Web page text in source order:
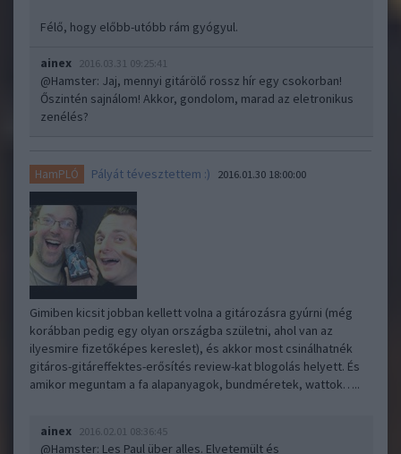
Félő, hogy előbb-utóbb rám gyógyul.
ainex 2016.03.31 09:25:41
@Hamster: Jaj, mennyi gitárölő rossz hír egy csokorban!
Őszintén sajnálom! Akkor, gondolom, marad az eletronikus
zenélés?
HamPLÓ Pályát tévesztettem :) 2016.01.30 18:00:00
Gimiben kicsit jobban kellett volna a gitározásra gyúrni (még
korábban pedig egy olyan országba születni, ahol van az
ilyesmire fizetőképes kereslet), és akkor most csinálhatnék
gitáros-gitáreffektes-erősítés review-kat blogolás helyett. És
amikor meguntam a fa alapanyagok, bundméretek, wattok…..
ainex 2016.02.01 08:36:45
@Hamster: Les Paul über alles. Elvetemült és